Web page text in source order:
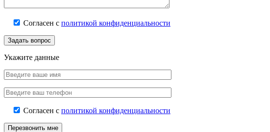
Согласен с политикой конфиденциальности
Задать вопрос
Укажите данные
Согласен с политикой конфиденциальности
Перезвонить мне